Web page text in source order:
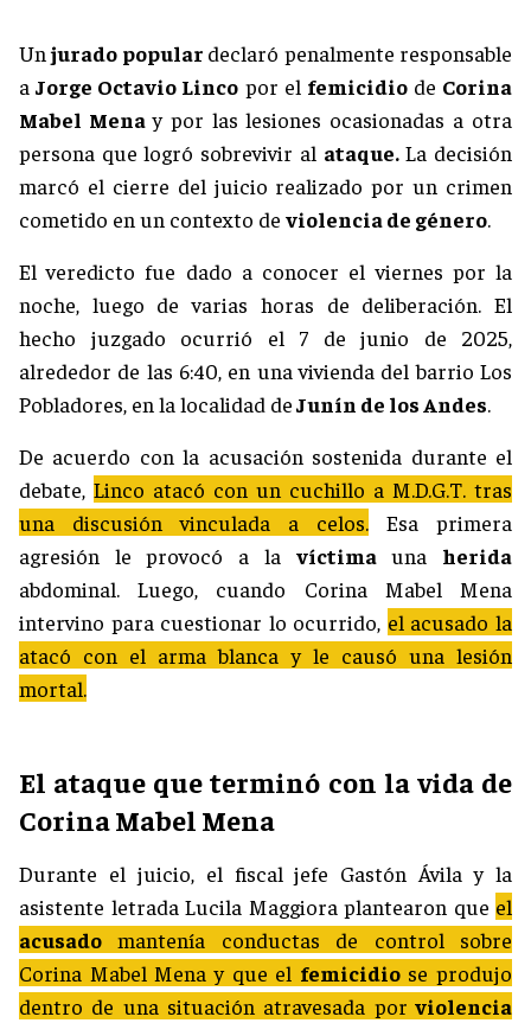
Unjurado popular declaró penalmente responsable
aJorge Octavio Linco por el femicidiode Corina
Mabel Menay por las lesiones ocasionadas a otra
persona que logró sobrevivir al ataque.La decisión
marcó el cierre del juicio realizado por un crimen
cometido en un contexto de violencia de género.
El veredicto fue dado a conocer el viernes por la
noche, luego de varias horas de deliberación. El
hecho juzgado ocurrió el 7 de junio de 2025,
alrededor de las 6:40, en una vivienda del barrio Los
Pobladores, en la localidad deJunín de los Andes.
De acuerdo con la acusación sostenida durante el
debate, Linco atacó con un cuchillo a M.D.G.T. tras
una discusión vinculada a celos. Esa primera
agresión le provocó a la víctimauna herida
abdominal. Luego, cuando Corina Mabel Mena
intervino para cuestionar lo ocurrido, el acusado la
atacó con el arma blanca y le causó una lesión
mortal.
El ataque que terminó con la vida de
Corina Mabel Mena
Durante el juicio, el fiscal jefe Gastón Ávila y la
asistente letrada Lucila Maggiora plantearon que el
acusado mantenía conductas de control sobre
Corina Mabel Mena y que el femicidiose produjo
dentro de una situación atravesada por violencia